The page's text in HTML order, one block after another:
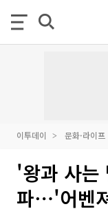
이투데이 문화·라이프
'왕과 사
파⋯'어벤